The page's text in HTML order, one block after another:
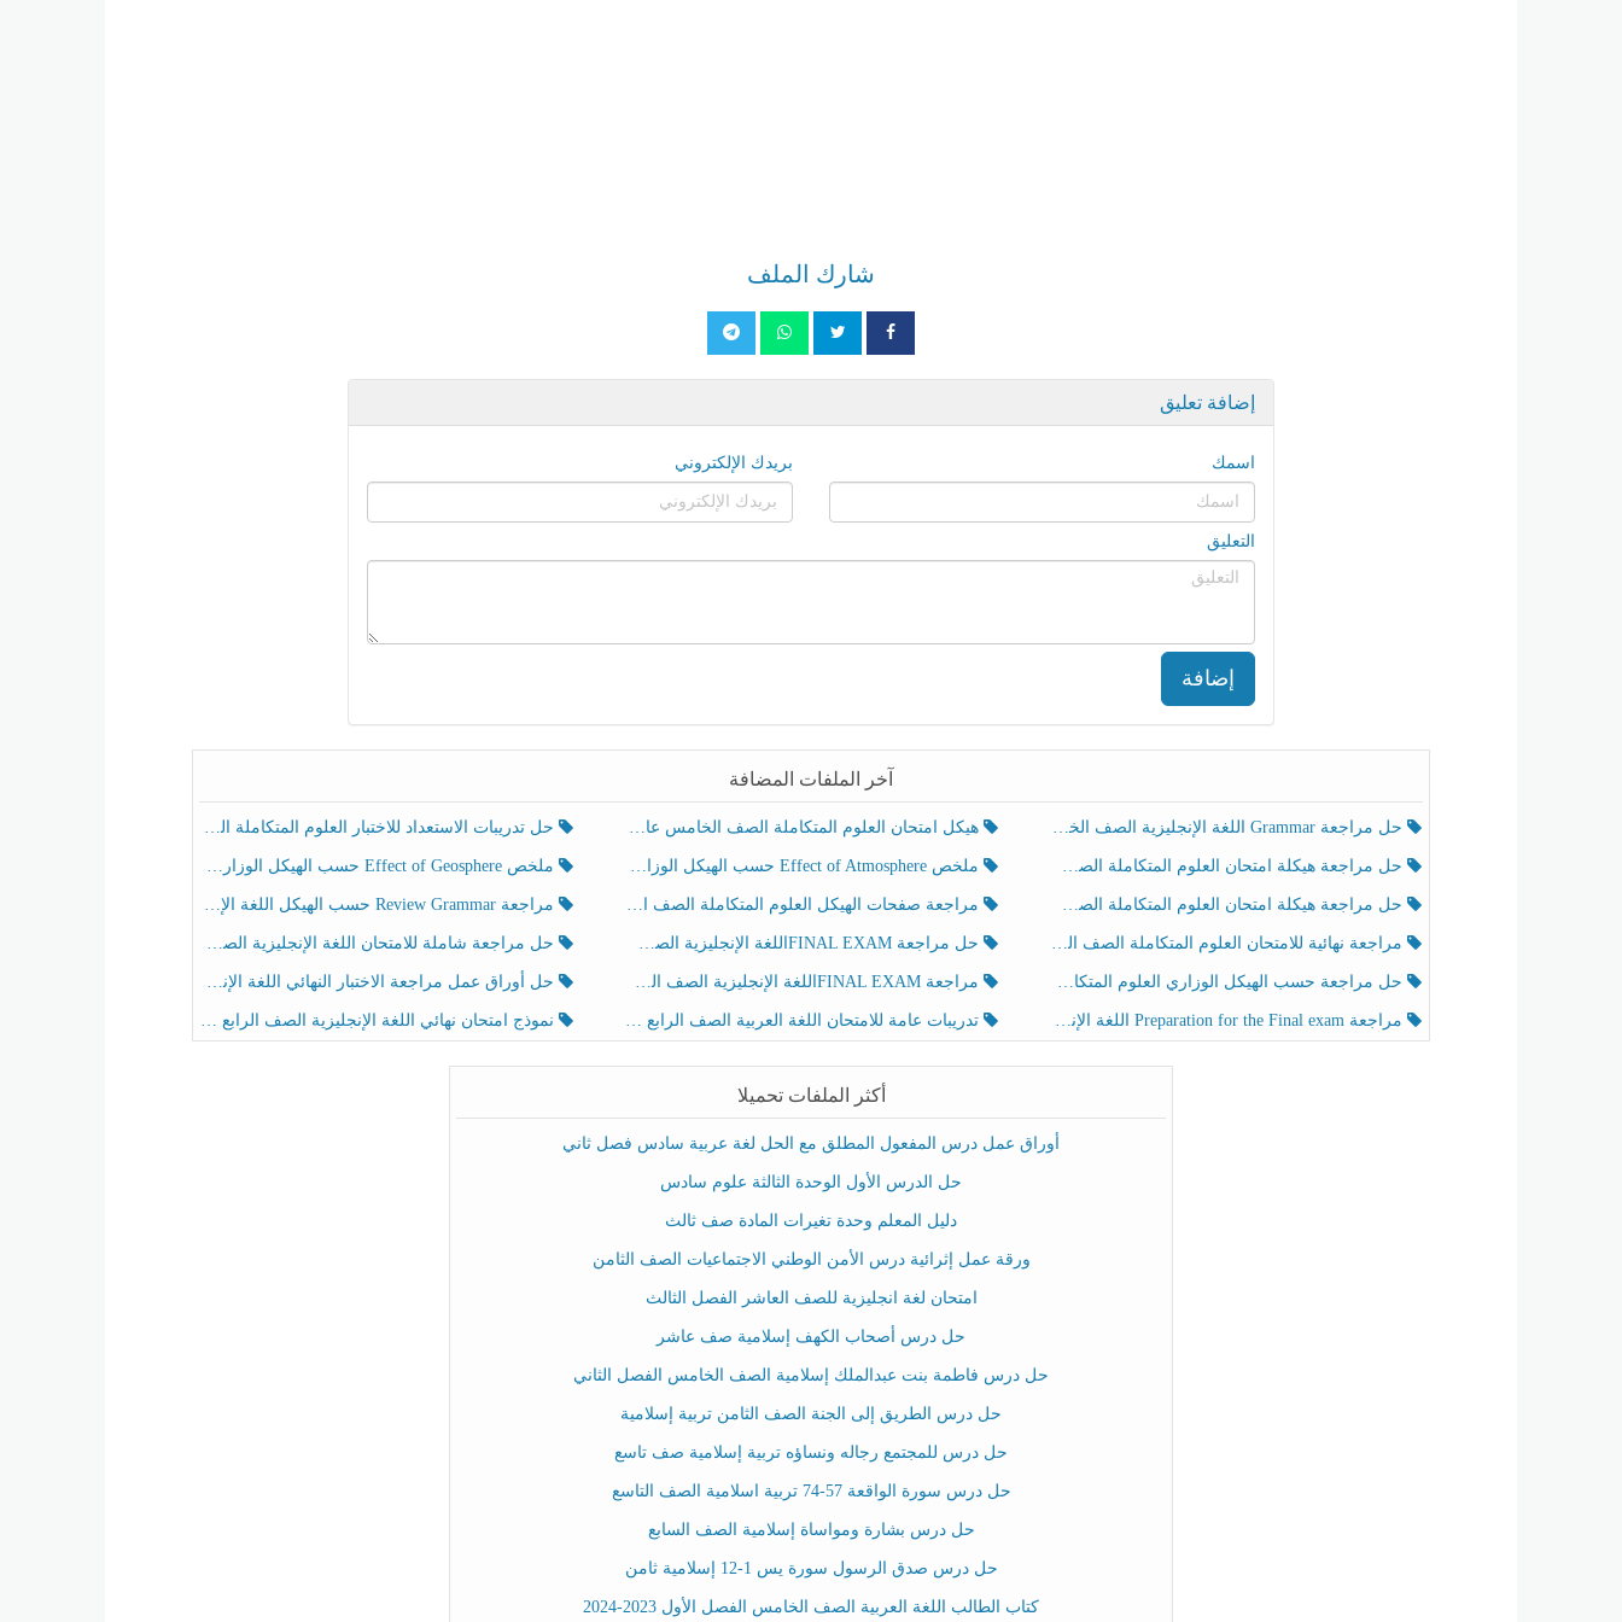
شارك الملف
إضافة تعليق
اسمك بريدك الإلكتروني
التعليق
إضافة
آخر الملفات المضافة
حل مراجعة Grammar اللغة الإنجليزية الصف الخامس الفصل الثالث هيكل امتحان العلوم المتكاملة الصف الخامس عام الفصل الدراسي الثالث 2025-2026 حل تدريبات الاستعداد للاختبار العلوم المتكاملة الصف الخامس عام الفصل الثالث
حل مراجعة هيكلة امتحان العلوم المتكاملة الصف الخامس انسبير الفصل الثالث ملخص Effect of Atmosphere حسب الهيكل الوزاري العلوم المتكاملة الصف الخامس انسبير الفصل الثالث ملخص Effect of Geosphere حسب الهيكل الوزاري العلوم المتكاملة الصف الخامس انسبير الفصل الثالث
حل مراجعة هيكلة امتحان العلوم المتكاملة الصف الخامس عام الفصل الثالث مراجعة صفحات الهيكل العلوم المتكاملة الصف الخامس انسبير الفصل الثالث مراجعة Review Grammar حسب الهيكل اللغة الإنجليزية الصف الخامس الفصل الثالث
مراجعة نهائية للامتحان العلوم المتكاملة الصف الخامس انسبير الفصل الثالث حل مراجعة FINAL EXAMاللغة الإنجليزية الصف الخامس الفصل الثالث حل مراجعة شاملة للامتحان اللغة الإنجليزية الصف الخامس الفصل الثالث
حل مراجعة حسب الهيكل الوزاري العلوم المتكاملة الصف الخامس عام الفصل الثالث مراجعة FINAL EXAMاللغة الإنجليزية الصف الخامس الفصل الثالث حل أوراق عمل مراجعة الاختبار النهائي اللغة الإنجليزية الصف الرابع الفصل الثالث
مراجعة Preparation for the Final exam اللغة الإنجليزية الصف الرابع الفصل الثالث تدريبات عامة للامتحان اللغة العربية الصف الرابع الفصل الثالث نموذج امتحان نهائي اللغة الإنجليزية الصف الرابع الفصل الثالث
أكثر الملفات تحميلا
أوراق عمل درس المفعول المطلق مع الحل لغة عربية سادس فصل ثاني
حل الدرس الأول الوحدة الثالثة علوم سادس
دليل المعلم وحدة تغيرات المادة صف ثالث
ورقة عمل إثرائية درس الأمن الوطني الاجتماعيات الصف الثامن
امتحان لغة انجليزية للصف العاشر الفصل الثالث
حل درس أصحاب الكهف إسلامية صف عاشر
حل درس فاطمة بنت عبدالملك إسلامية الصف الخامس الفصل الثاني
حل درس الطريق إلى الجنة الصف الثامن تربية إسلامية
حل درس للمجتمع رجاله ونساؤه تربية إسلامية صف تاسع
حل درس سورة الواقعة 57-74 تربية اسلامية الصف التاسع
حل درس بشارة ومواساة إسلامية الصف السابع
حل درس صدق الرسول سورة يس 1-12 إسلامية ثامن
كتاب الطالب اللغة العربية الصف الخامس الفصل الأول 2023-2024